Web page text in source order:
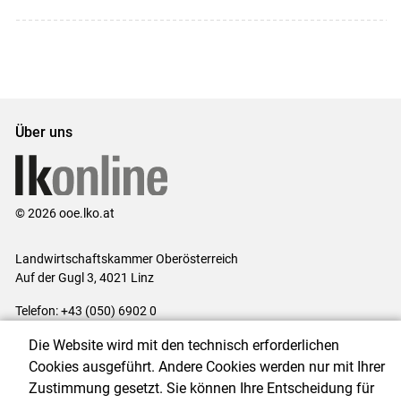
Über uns
© 2026 ooe.lko.at
Landwirtschaftskammer Oberösterreich
Auf der Gugl 3, 4021 Linz
Telefon: +43 (050) 6902 0
Impressum|Kontakt|Gewinnspiele|Datenschutzerklärung |
Barrierefreiheit
Cookie-Einstellungen
Die Website wird mit den technisch erforderlichen
Cookies ausgeführt. Andere Cookies werden nur mit Ihrer
Zustimmung gesetzt. Sie können Ihre Entscheidung für